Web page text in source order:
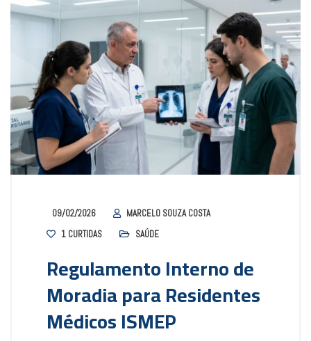
09/02/2026
MARCELO SOUZA COSTA
1 CURTIDAS SAÚDE
Regulamento Interno de
Moradia para Residentes
Médicos ISMEP